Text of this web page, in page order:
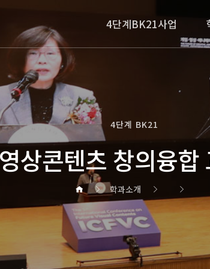
4단계BK21사업
4단계 BK21
상콘텐츠 창의융합
학과소개